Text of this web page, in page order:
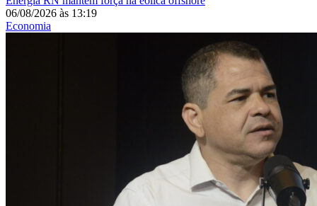
06/08/2026 às 13:19
Economia